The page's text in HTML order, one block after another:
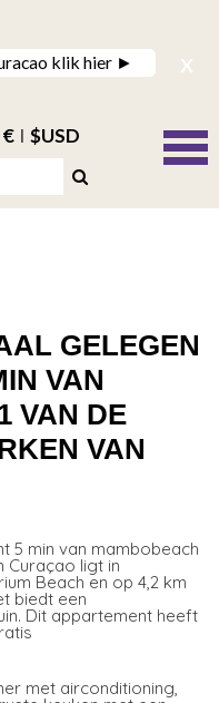
klik hier ► x
€ $USD
GELEGEN
VAN
VAN DE
VAN
5 min van mambobeach
Curaçao ligt in
Beach en op 4,2 km
biedt een
Dit appartement heeft
met airconditioning,